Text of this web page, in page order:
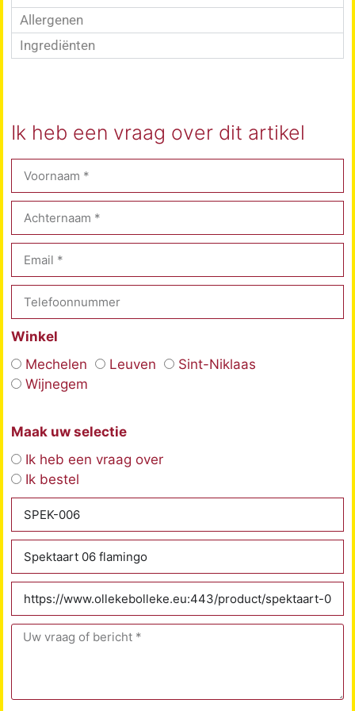
Allergenen
Ingrediënten
Ik heb een vraag over dit artikel
Winkel
Mechelen
Leuven
Sint-Niklaas
Wijnegem
Maak uw selectie
Ik heb een vraag over
Ik bestel